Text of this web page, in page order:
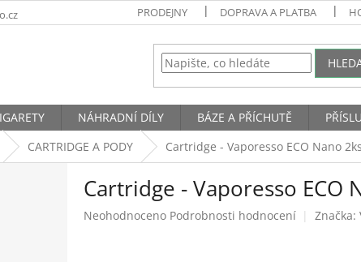
PRODEJNY DOPRAVA A PLATBA
NÁHRADNÍ DÍLY BÁZE A PŘÍCHUTĚ
CARTRIDGE A PODY Cartridge - Vaporesso ECO Nano 2ks
Cartridge - Vaporesso ECO
Průměrné
Neohodnoceno Podrobnosti hodnocení Značka: